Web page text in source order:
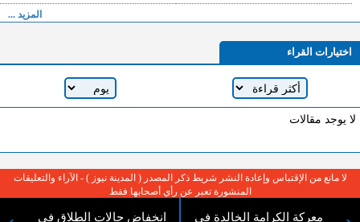
المزيد ...
اختيارات القراء
لا يوجد مقالات
معركة الكرامة الخالدة في انخفاض حالات الطلاق في
لا مانع من الإقتباس وإعادة النشر شريط ذكر المصدر ( المدينة نيوز ) - الآراء والتعليقات
المنشورة تعبر عن رأي أصحابها فقط